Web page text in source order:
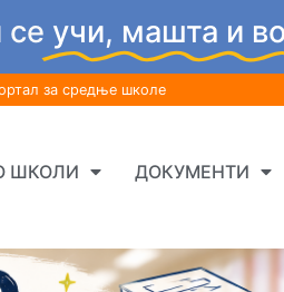
се учи, машта и
за средње школе
ШКОЛИ ДОКУМЕНТИ